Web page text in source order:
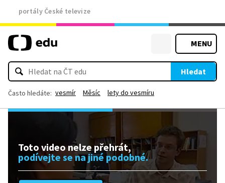
portály České televize
MENU
Hledat
Často hledáte: vesmír Měsíc lety do vesmíru
Toto video nelze přehrát,
podívejte se na jiné podobné.